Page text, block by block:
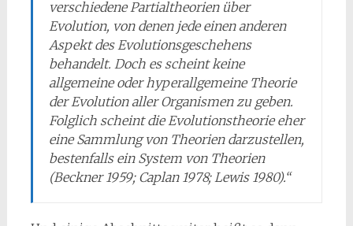
verschiedene Partialtheorien über
Evolution, von denen jede einen ande­ren
Aspekt des Evolutionsgeschehens
behandelt. Doch es scheint keine
allgemeine oder hyperallgemeine Theorie
der Evolution aller Organismen zu geben.
Folglich scheint die Evolutionstheorie eher
eine Sammlung von Theorien darzustellen,
bestenfalls ein System von Theorien
(Beckner 1959; Caplan 1978; Lewis 1980).“